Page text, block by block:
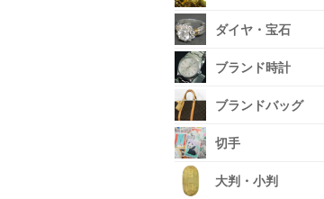
ダイヤ・宝石
ブランド時計
ブランドバッグ
切手
大判・小判